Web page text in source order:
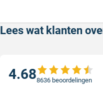
Lees wat klanten
4.688636 beoordelingen